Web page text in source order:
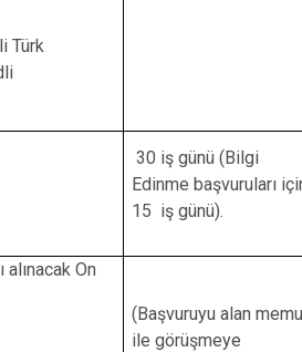
Türk
30 iş günü (Bilgi
Edinme başvuruları
15 iş günü).
On
(Başvuruyu alan
ile görüşmeye